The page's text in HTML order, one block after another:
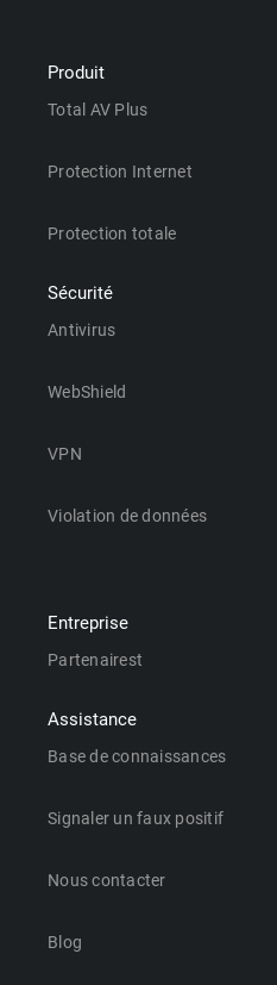
Produit
Total AV Plus
Protection Internet
Protection totale
Sécurité
Antivirus
WebShield
VPN
Violation de données
Entreprise
Partenairest
Assistance
Base de connaissances
Signaler un faux positif
Nous contacter
Blog